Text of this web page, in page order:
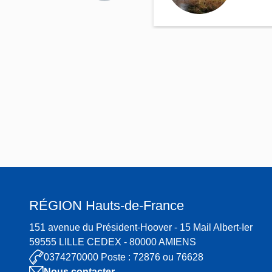
bas
RÉGION Hauts-de-France
151 avenue du Président-Hoover - 15 Mail Albert-Ier
59555 LILLE CEDEX - 80000 AMIENS
0374270000 Poste : 72876 ou 76628